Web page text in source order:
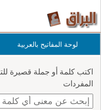
لوحة المفاتيح بالعربية
اكتب كلمة أو جملة قصيرة
المفردات